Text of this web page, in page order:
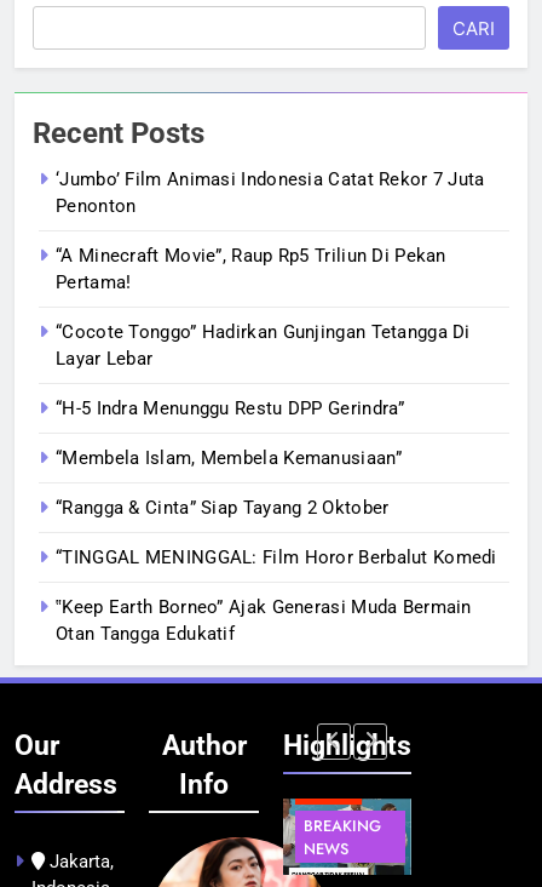
CARI
Recent Posts
‘Jumbo’ Film Animasi Indonesia Catat Rekor 7 Juta
Penonton
“A Minecraft Movie”, Raup Rp5 Triliun Di Pekan
Pertama!
“Cocote Tonggo” Hadirkan Gunjingan Tetangga Di
Layar Lebar
“H-5 Indra Menunggu Restu DPP Gerindra”
“Membela Islam, Membela Kemanusiaan”
“Rangga & Cinta” Siap Tayang 2 Oktober
“TINGGAL MENINGGAL: Film Horor Berbalut Komedi
‟Keep Earth Borneo” Ajak Generasi Muda Bermain
Otan Tangga Edukatif
Our
Address
Jakarta,
Author
Info
Highlights
BERITA
BUDAYA
BERITA
NEWS
BREAKING
NEWS